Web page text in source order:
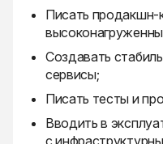
Писать продакшн-
Создавать
сервисы;
Писать тесты и
Вводить в